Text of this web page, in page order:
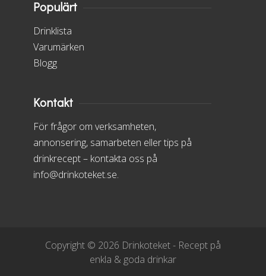
Populärt
Drinklista
Varumärken
Blogg
Kontakt
För frågor om verksamheten,
annonsering, samarbeten eller tips på
drinkrecept – kontakta oss på
info@drinkoteket.se.
Copyright © 2026 Drinkoteket - Recept på
enkla & goda drinkar